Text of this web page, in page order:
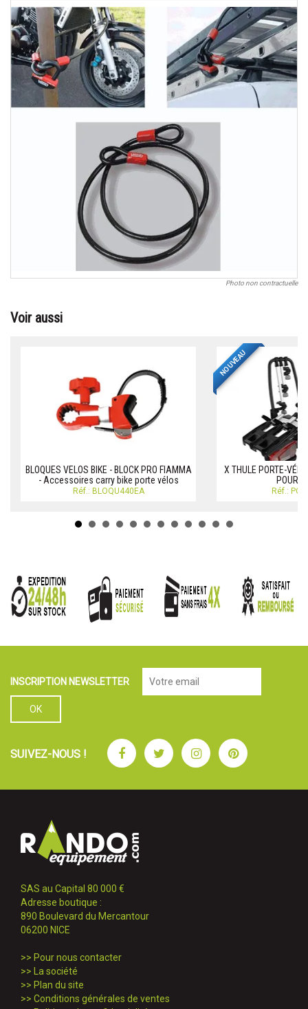
Photo non contractuelle
Voir aussi
BLOQUES VELOS BIKE - BLOCK PRO FIAMMA
- Accessoires carry bike porte vélos
Réf.: BLOQU440EA
NOUVEAU
X THULE PORTE-
POUR 3
Réf.:
INSCRIPTION NEWSLETTER
SUIVEZ-NOUS ! FacebookTwitterInstagramPinterest
SAS au Capital 80 000 €
Adresse boutique :
890 Boulevard du Mercantour
06200 NICE
>> Pour nous contacter
>>
La société
>> Plan du site
>> Conditions générales de ventes